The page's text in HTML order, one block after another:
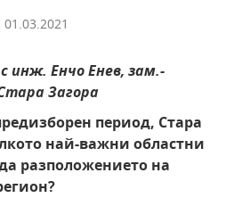
01.03.2021
инж. Енчо Енев, зам.-
Загора
период, Стара
най-важни областни
разположението на